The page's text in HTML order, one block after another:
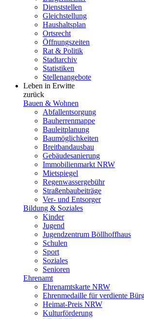
Dienststellen
Gleichstellung
Haushaltsplan
Ortsrecht
Öffnungszeiten
Rat & Politik
Stadtarchiv
Statistiken
Stellenangebote
Leben in Erwitte
zurück
Bauen & Wohnen
Abfallentsorgung
Bauherrenmappe
Bauleitplanung
Baumöglichkeiten
Breitbandausbau
Gebäudesanierung
Immobilienmarkt NRW
Mietspiegel
Regenwassergebühr
Straßenbaubeiträge
Ver- und Entsorger
Bildung & Soziales
Kinder
Jugend
Jugendzentrum Böllhoffhaus
Schulen
Sport
Soziales
Senioren
Ehrenamt
Ehrenamtskarte NRW
Ehrenmedaille für verdiente
Heimat-Preis NRW
Kulturförderung